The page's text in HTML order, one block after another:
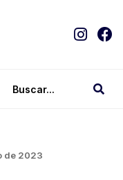
de 2023